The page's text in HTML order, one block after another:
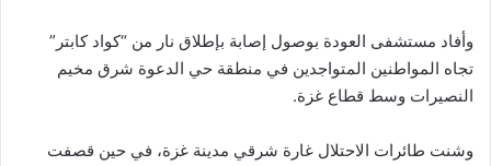
وأفاد مستشفى العودة بوصول إصابة بإطلاق نار من “كواد كابتر”
تجاه المواطنين المتواجدين في منطقة حي الدعوة شرق مخيم
النصيرات وسط قطاع غزة.
وشنت طائرات الاحتلال غارة شرقي مدينة غزة، في حين قصفت